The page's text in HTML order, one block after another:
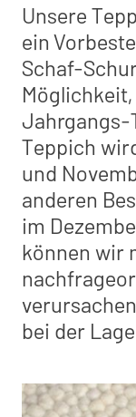
Unsere
ein
Schaf-
Jahrgangs-
Teppich
und
anderen
im
können wir
bei der